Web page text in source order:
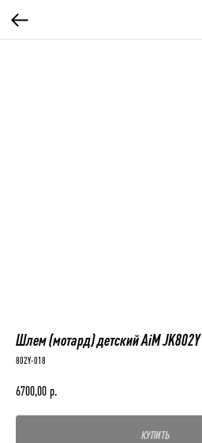
Шлем (мотард) детский AiM
802Y-018
6700,00 р.
КУПИТЬ